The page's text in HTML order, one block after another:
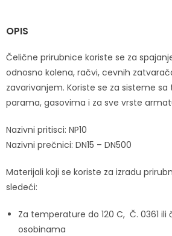
OPIS
Čelične prirubnice koriste se za
odnosno kolena, račvi, cevnih
zavarivanjem. Koriste se za sisteme
parama, gasovima i za sve vrste
Nazivni pritisci: NP10
Nazivni prečnici: DN15 – DN500
Materijali koji se koriste za izradu
sledeći:
Za temperature do 120 C, Č. 0361 ili
osobinama